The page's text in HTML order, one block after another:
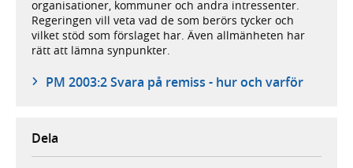
organisationer, kommuner och andra intressenter.
Regeringen vill veta vad de som berörs tycker och
vilket stöd som förslaget har. Även allmänheten har
rätt att lämna synpunkter.
PM 2003:2 Svara på remiss - hur och varför
Dela